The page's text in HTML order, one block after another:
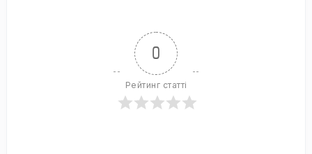
0
Рейтинг статті